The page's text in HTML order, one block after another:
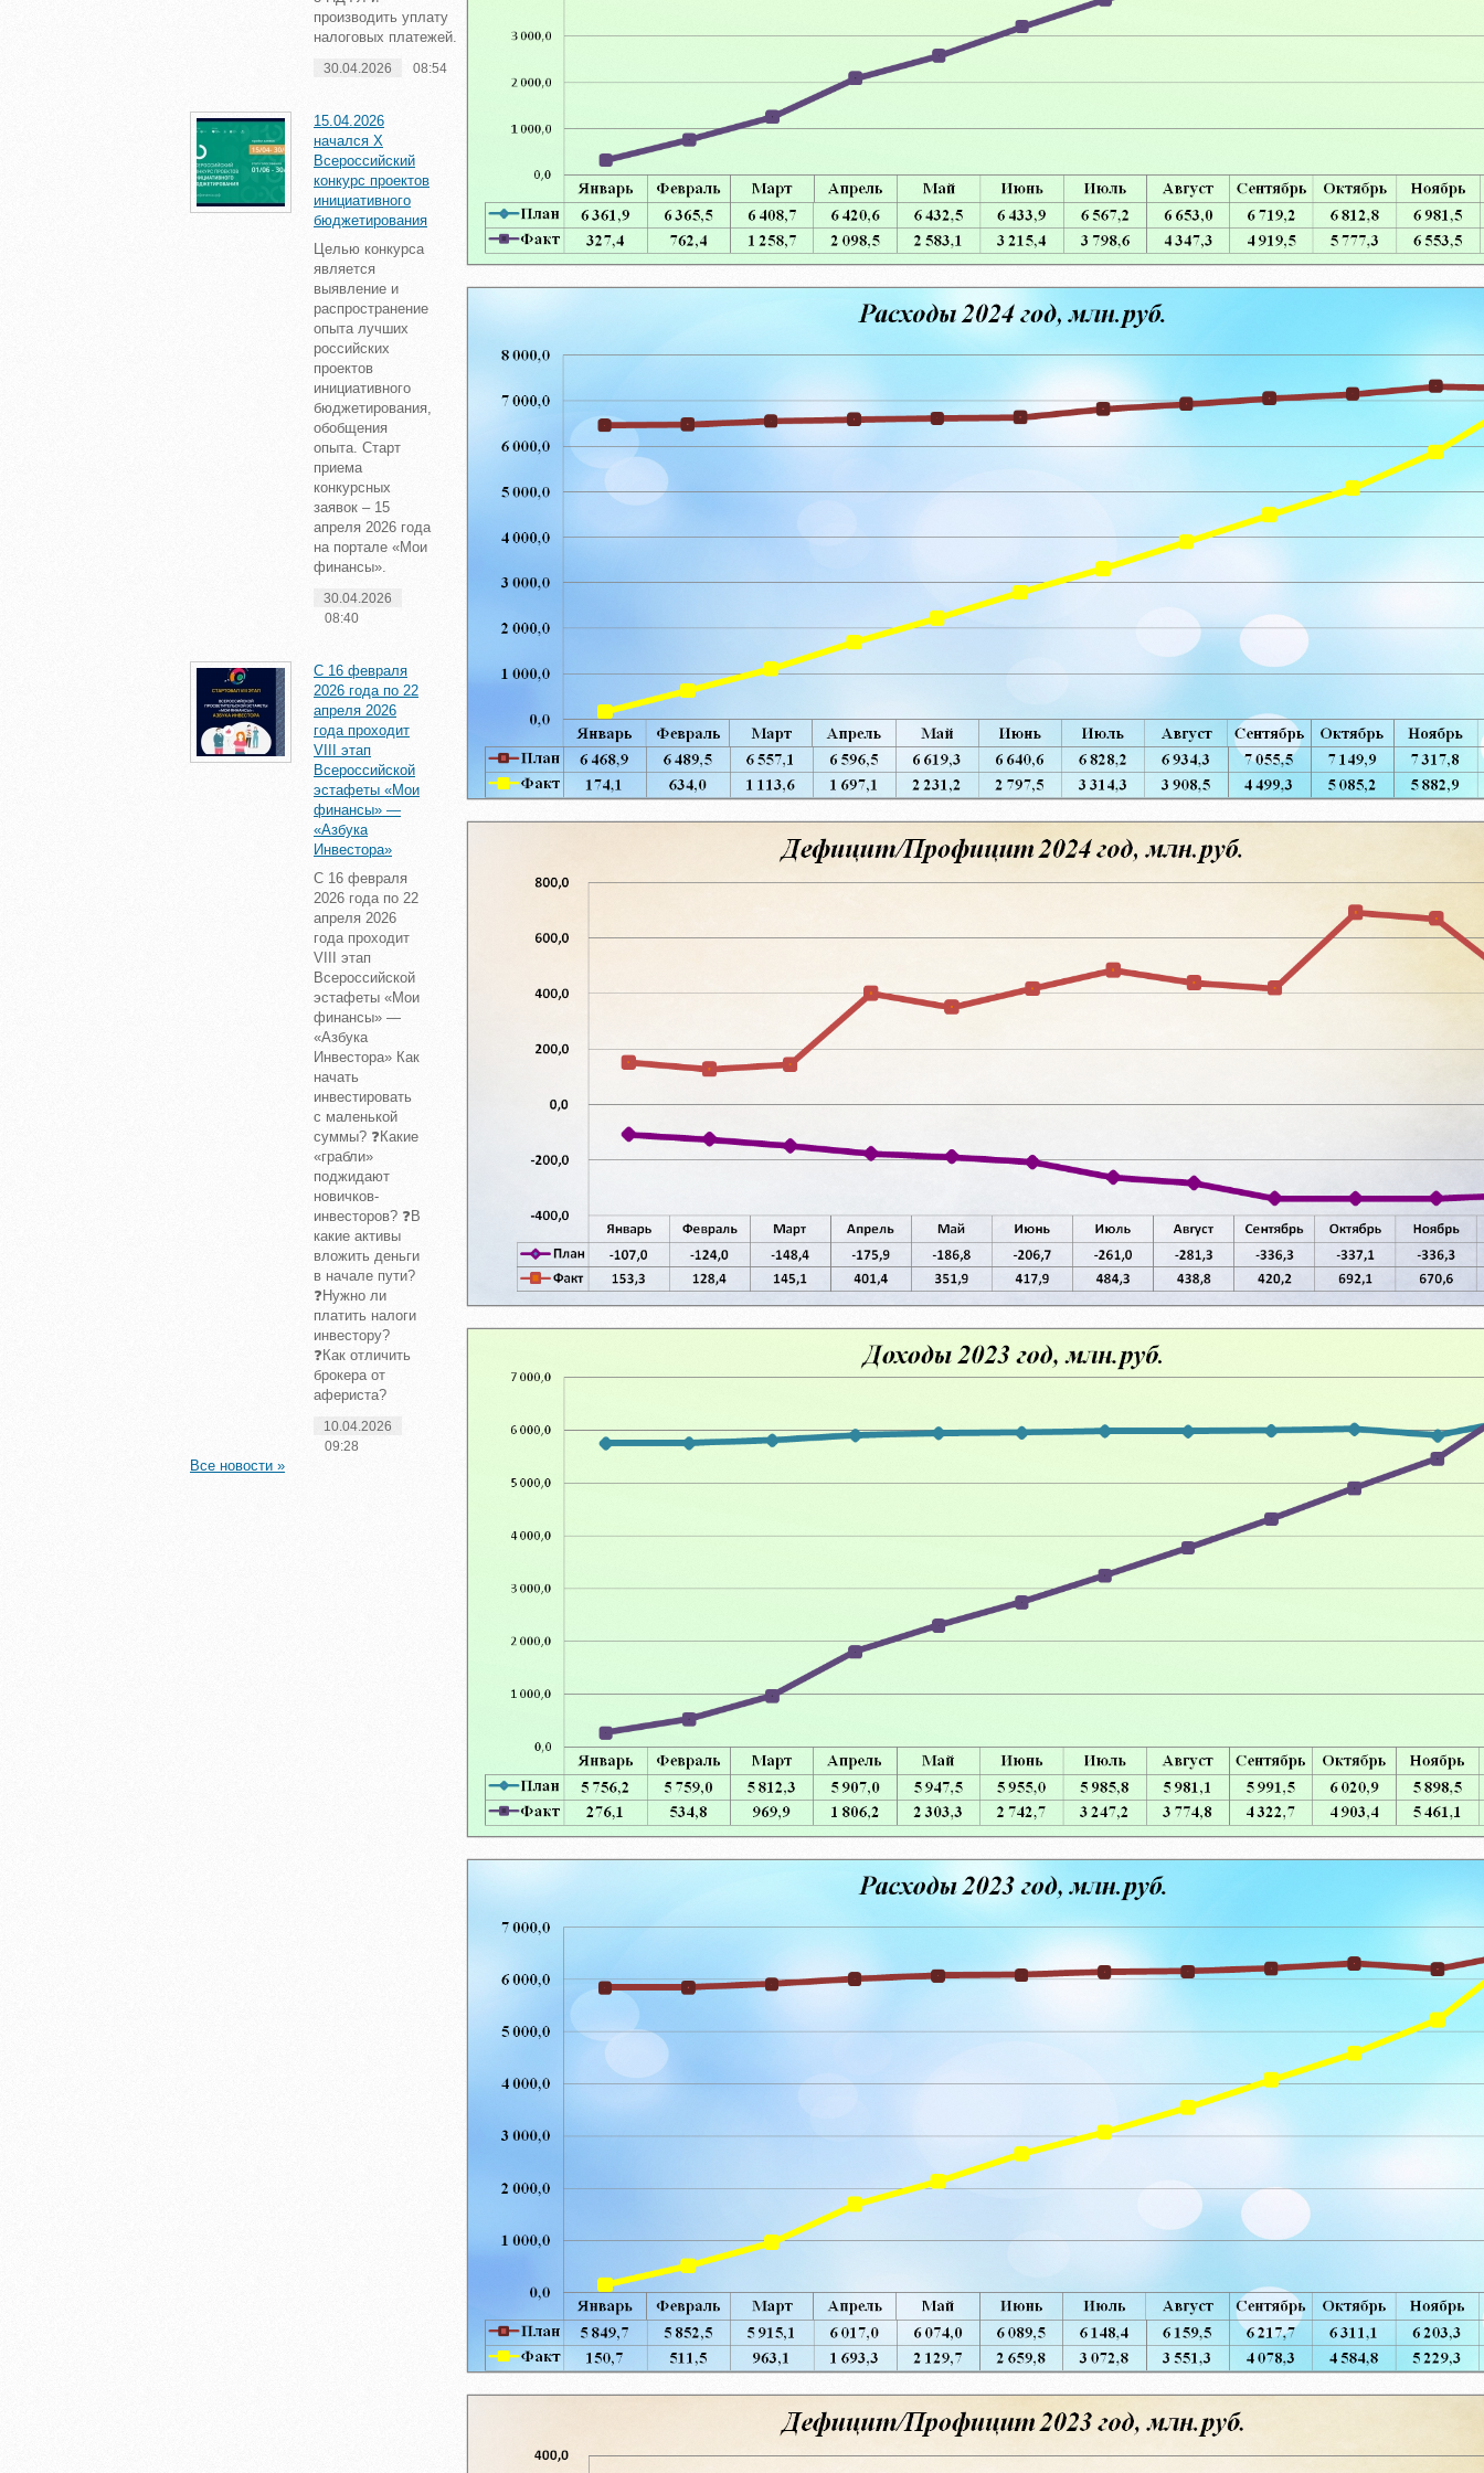
производить уплату
налоговых платежей.
30.04.2026 08:54
15.04.2026
начался X
Всероссийский
конкурс проектов
инициативного
бюджетирования
Целью конкурса
является
выявление и
распространение
опыта лучших
российских
проектов
инициативного
бюджетирования,
обобщения
опыта. Старт
приема
конкурсных
заявок – 15
апреля 2026 года
на портале «Мои
финансы».
30.04.2026
08:40
С 16 февраля
2026 года по 22
апреля 2026
года проходит
VIII этап
Всероссийской
эстафеты «Мои
финансы» —
«Азбука
Инвестора»
С 16 февраля
2026 года по 22
апреля 2026
года проходит
VIII этап
Всероссийской
эстафеты «Мои
финансы» —
«Азбука
Инвестора» Как
начать
инвестировать
с маленькой
суммы? ❓Какие
«грабли»
поджидают
новичков-
инвесторов? ❓В
какие активы
вложить деньги
в начале пути?
❓Нужно ли
платить налоги
инвестору?
❓Как отличить
брокера от
афериста?
10.04.2026
09:28
Все новости »